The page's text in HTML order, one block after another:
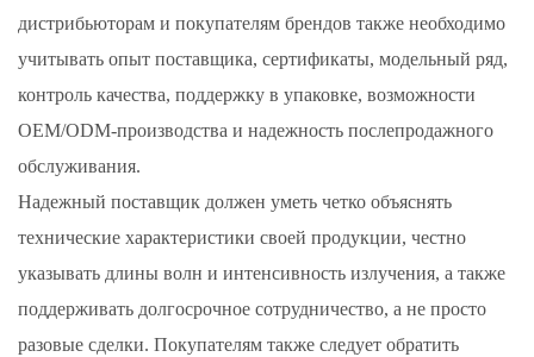
дистрибьюторам и покупателям брендов также необходимо
учитывать опыт поставщика, сертификаты, модельный ряд,
контроль качества, поддержку в упаковке, возможности
OEM/ODM-производства и надежность послепродажного
обслуживания.
Надежный поставщик должен уметь четко объяснять
технические характеристики своей продукции, честно
указывать длины волн и интенсивность излучения, а также
поддерживать долгосрочное сотрудничество, а не просто
разовые сделки. Покупателям также следует обратить